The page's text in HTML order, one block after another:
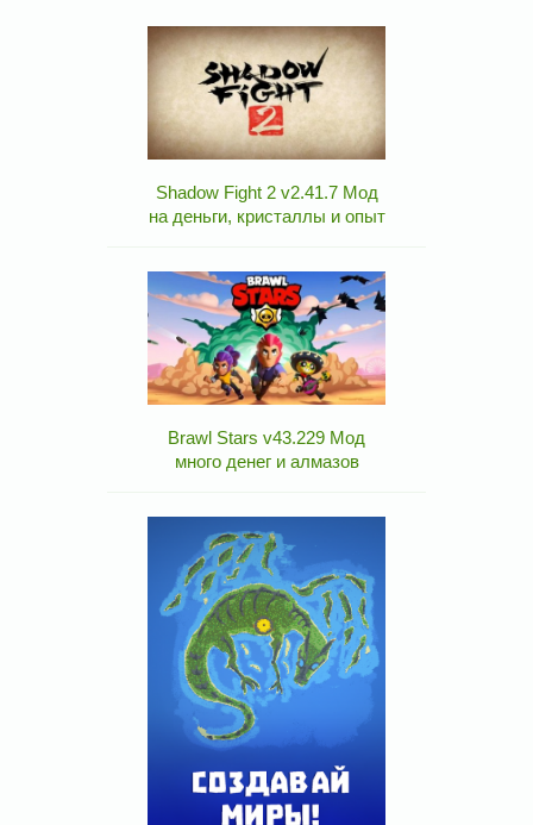
Shadow Fight 2 v2.41.7 Мод
на деньги, кристаллы и опыт
Brawl Stars v43.229 Мод
много денег и алмазов